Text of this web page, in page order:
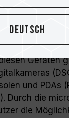
10-
und
Geräten
und PDAs
Durch die
die
Deutsch